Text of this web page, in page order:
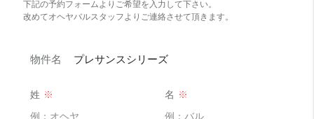
凄く気になる人は避けた方が良いですが
目の前は１０階建ての建物。
下記の予約フォームよりご希望を入力して下さい。
改めてオヘヤバルスタッフよりご連絡させて頂きます。
物件名 プレサンスシリーズ
姓 ※ 名 ※